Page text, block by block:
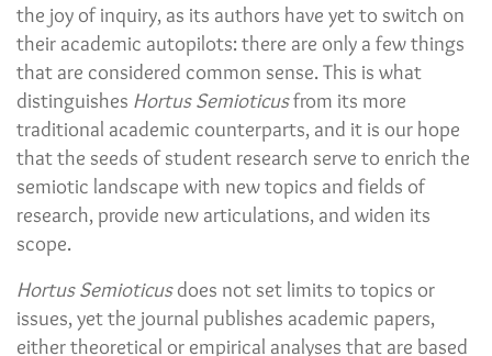
the joy of inquiry, as its authors have yet to switch on
their academic autopilots: there are only a few things
that are considered common sense. This is what
distinguishes Hortus Semioticusfrom its more
traditional academic counterparts, and it is our hope
that the seeds of student research serve to enrich the
semiotic landscape with new topics and fields of
research, provide new articulations, and widen its
scope.
Hortus Semioticusdoes not set limits to topics or
issues, yet the journal publishes academic papers,
either theoretical or empirical analyses that are based